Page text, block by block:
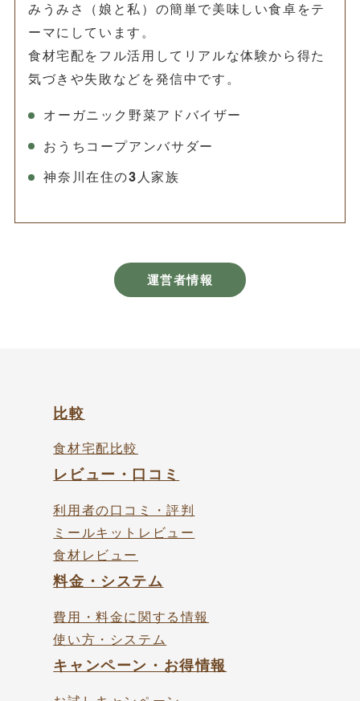
みうみさ（娘と私）の簡単で美味しい食卓をテ
ーマにしています。
食材宅配をフル活用してリアルな体験から得た
気づきや失敗などを発信中です。
オーガニック野菜アドバイザー
おうちコープアンバサダー
神奈川在住の3人家族
運営者情報
比較
食材宅配比較
レビュー・口コミ
利用者の口コミ・評判
ミールキットレビュー
食材レビュー
料金・システム
費用・料金に関する情報
使い方・システム
キャンペーン・お得情報